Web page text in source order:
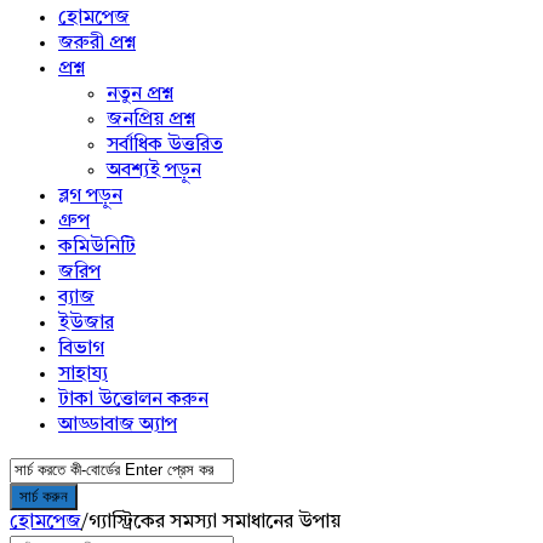
menu
হোমপেজ
জরুরী প্রশ্ন
প্রশ্ন
নতুন প্রশ্ন
জনপ্রিয় প্রশ্ন
সর্বাধিক উত্তরিত
অবশ্যই পড়ুন
ব্লগ পড়ুন
গ্রুপ
কমিউনিটি
জরিপ
ব্যাজ
ইউজার
বিভাগ
সাহায্য
টাকা উত্তোলন করুন
আড্ডাবাজ অ্যাপ
হোমপেজ/গ্যাস্ট্রিকের সমস্যা সমাধানের উপায়